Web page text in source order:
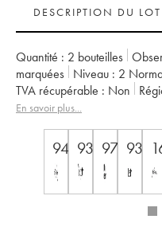
DESCRIPTION DU LOT
Quantité : 2 bouteilles
marquées
Niveau : 2
TVA récupérable :
non
Classement :
En savoir plus...
94 93 97 93